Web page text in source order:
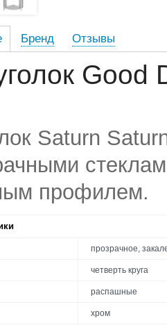
Бренд Отзывы
Good
Saturn
профилем.
прозрачное,
четверть круга
распашные
хром